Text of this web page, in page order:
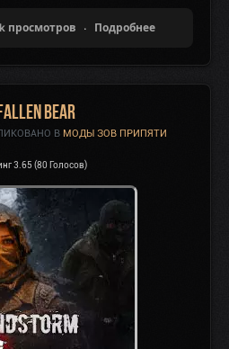
просмотров Подробнее
Bear
В МОДЫ ЗОВ ПРИПЯТИ
3.65 (80 Голосов)